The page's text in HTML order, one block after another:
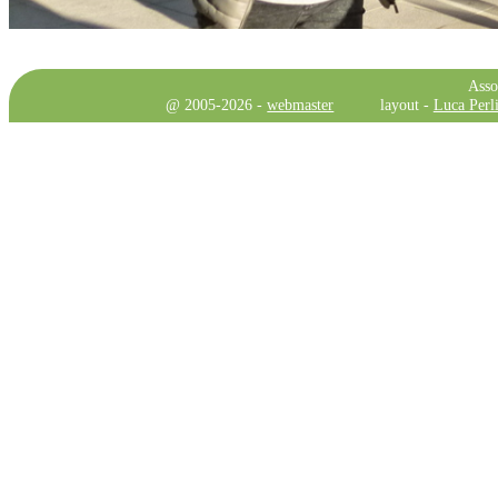
@ 2005-2026 -webmaster layout - Luca